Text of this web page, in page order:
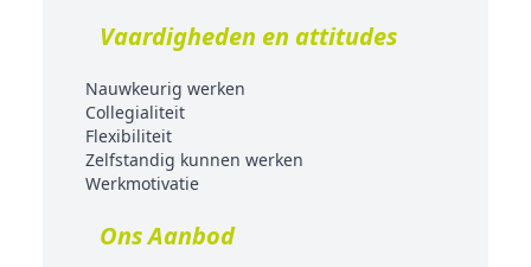
Vaardigheden en attitudes
Nauwkeurig werken
Collegialiteit
Flexibiliteit
Zelfstandig kunnen werken
Werkmotivatie
Ons Aanbod